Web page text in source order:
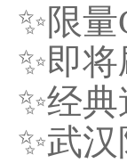
✨限
✨即
✨经
✨武